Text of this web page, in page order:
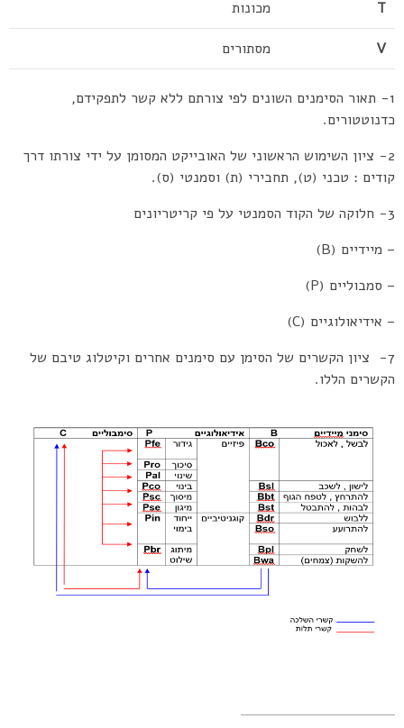
T מכונות
V מסתורים
1- תאור הסימנים השונים לפי צורתם ללא קשר לתפקידם,
כדנוטטורים.
2- ציון השימוש הראשוני של האובייקט המסומן על ידי צורתו דרך
קודים : טכני (ט), תחבירי (ת) וסמנטי (ס).
3- חלוקה של הקוד הסמנטי על פי קריטריונים
– מיידיים (B)
– סמבוליים (P)
– אידיאולוגיים (C)
7- ציון הקשרים של הסימן עם סימנים אחרים וקיטלוג טיבם של
הקשרים הללו.